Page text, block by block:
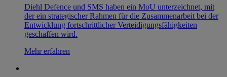
Diehl Defence und SMS haben ein MoU unterzeichnet, mit
der ein strategischer Rahmen für die Zusammenarbeit bei der
Entwicklung fortschrittlicher Verteidigungsfähigkeiten
geschaffen wird.
Mehr erfahren